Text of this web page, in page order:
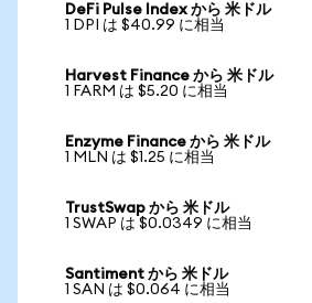
DeFi Pulse Index から 米ドル
1 DPI は $40.99 に相当
Harvest Finance から 米ドル
1 FARM は $5.20 に相当
Enzyme Finance から 米ドル
1 MLN は $1.25 に相当
TrustSwap から 米ドル
1 SWAP は $0.0349 に相当
Santiment から 米ドル
1 SAN は $0.064 に相当